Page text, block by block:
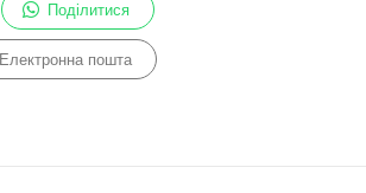
Поділитися
Електронна пошта